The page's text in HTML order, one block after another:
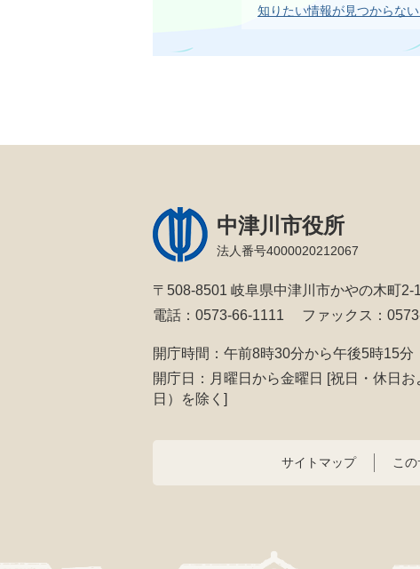
知りたい情報が見つからな
中津川市役所
法人番号4000020212067
〒508-8501 岐阜県中津川市かやの木町2-1
電話：0573-66-1111
ファックス：
開庁時間：午前8時30分から午後5時15分
開庁日：月曜日から金曜日 [祝日・休日
日）を除く]
サイトマップ こ